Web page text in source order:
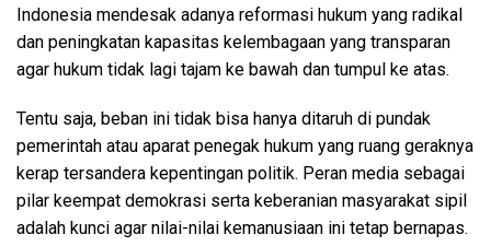
Indonesia mendesak adanya reformasi hukum yang radikal
dan peningkatan kapasitas kelembagaan yang transparan
agar hukum tidak lagi tajam ke bawah dan tumpul ke atas.
Tentu saja, beban ini tidak bisa hanya ditaruh di pundak
pemerintah atau aparat penegak hukum yang ruang geraknya
kerap tersandera kepentingan politik. Peran media sebagai
pilar keempat demokrasi serta keberanian masyarakat sipil
adalah kunci agar nilai-nilai kemanusiaan ini tetap bernapas.